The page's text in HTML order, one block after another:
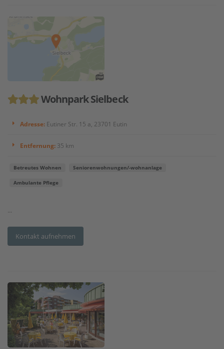
Wohnpark Sielbeck
Adresse: Eutiner Str. 15 a, 23701 Eutin
Entfernung: 35 km
Betreutes Wohnen Seniorenwohnungen/-wohnanlage
Ambulante Pflege
...
Kontakt aufnehmen